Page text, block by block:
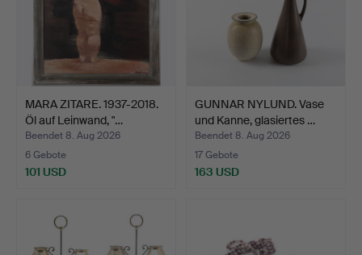
MARA ZITARE. 1937-2018.
Öl auf Leinwand, "…
Beendet 8. Aug 2026
6 Gebote
101 USD
GUNNAR NYLUND. Vase
und Kanne, glasiertes …
Beendet 8. Aug 2026
17 Gebote
163 USD